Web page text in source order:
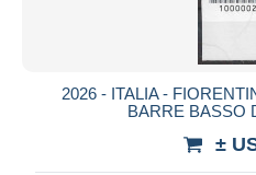
2026 - ITALIA -
BARRE BASSO
±